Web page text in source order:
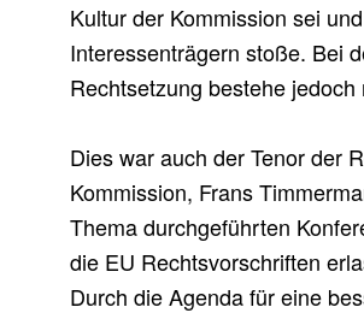
Kultur der Kommission sei
Interessenträgern stoße. Bei
Rechtsetzung bestehe
Dies war auch der Tenor der
Kommission, Frans
Thema durchgeführten
die EU Rechtsvorschriften
Durch die Agenda für eine